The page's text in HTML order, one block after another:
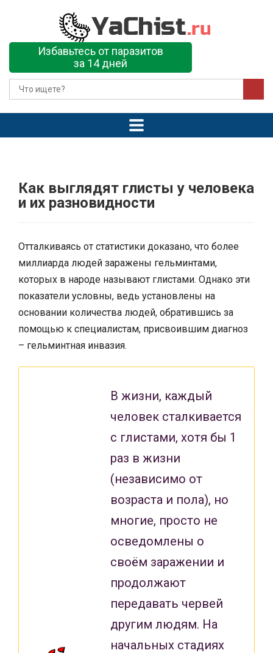
Избавьтесь от паразитов
за 14 дней
Как выглядят глисты у человека
и их разновидности
Отталкиваясь от статистики доказано, что более
миллиарда людей заражены гельминтами,
которых в народе называют глистами. Однако эти
показатели условны, ведь установлены на
основании количества людей, обратившись за
помощью к специалистам, присвоившим диагноз
– гельминтная инвазия.
В жизни, каждый
человек сталкивается
с глистами, хотя бы 1
раз в жизни
(независимо от
возраста и пола), но
многие, просто не
осведомлены о
своём заражении и
продолжают
передавать червей
другим людям. На
начальных стадиях